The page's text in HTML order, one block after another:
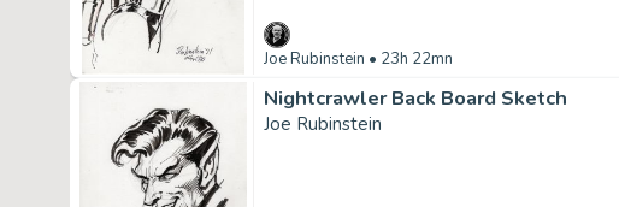
Joe Rubinstein • 23h 22mn
Nightcrawler Back Board Sketch
Joe Rubinstein